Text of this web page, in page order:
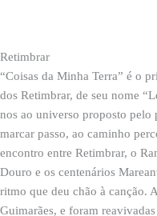
Retimbrar
“Coisas da Minha Terra” é o
dos Retimbrar, de seu nome
nos ao universo proposto pelo
marcar passo, ao caminho
encontro entre Retimbrar, o
Douro e os centenários
ritmo que deu chão à canção.
Guimarães, e foram